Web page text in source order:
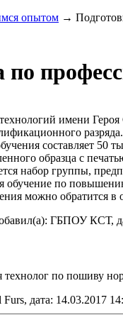
опытом →
по
имени
составляет 50
образца с
набор группы,
обучение по
можно обратится
ГБПОУ КСТ,
технолог по пошиву
дата: 14.03.2017